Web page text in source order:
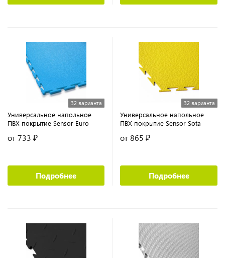
32 варианта
Универсальное напольное
ПВХ покрытие Sensor Euro
от 733 ₽
Подробнее
32 варианта
Универсальное напольное
ПВХ покрытие Sensor Sota
от 865 ₽
Подробнее